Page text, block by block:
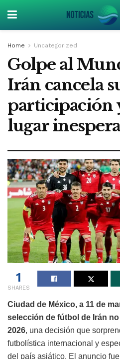
Home Uncategorized
Golpe al
Irán cancela
participación
lugar
1
SHARES
Ciudad de México, a 11 de
selección de fútbol de Irán
2026, una decisión que
futbolística internacional y
del país asiático. El anuncio